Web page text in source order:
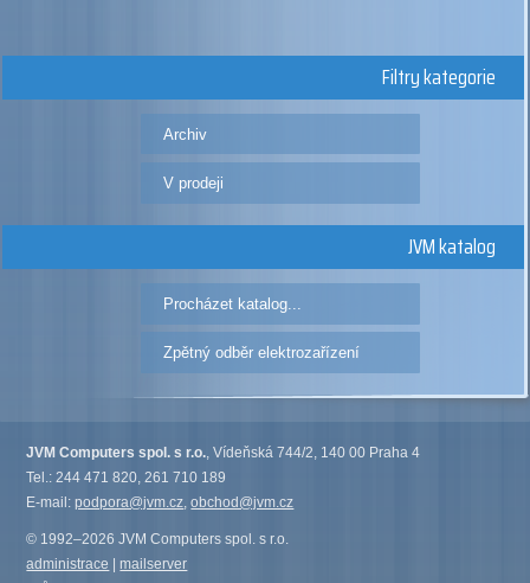
Filtry kategorie
Archiv
V prodeji
JVM katalog
Procházet katalog...
Zpětný odběr elektrozařízení
JVM Computers spol. s r.o., Vídeňská 744/2, 140 00 Praha 4
Tel.: 244 471 820, 261 710 189
E-mail:podpora@jvm.cz,obchod@jvm.cz
© 1992–2026 JVM Computers spol. s r.o.
administrace |mailserver